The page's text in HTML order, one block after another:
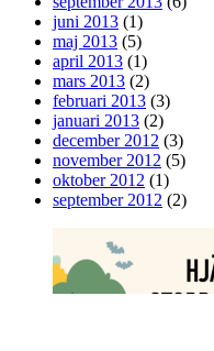
juni 2013 (1)
maj 2013 (5)
april 2013 (1)
mars 2013 (2)
februari 2013 (3)
januari 2013 (2)
december 2012 (3)
november 2012 (5)
oktober 2012 (1)
september 2012 (2)